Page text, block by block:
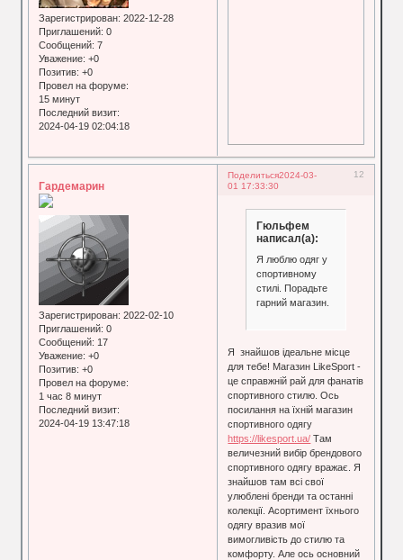
Зарегистрирован: 2022-12-28
Приглашений: 0
Сообщений: 7
Уважение: +0
Позитив: +0
Провел на форуме:
15 минут
Последний визит:
2024-04-19 02:04:18
Поделиться 12
2024-03-
01 17:33:30
Гардемарин
Зарегистрирован: 2022-02-10
Приглашений: 0
Сообщений: 17
Уважение: +0
Позитив: +0
Провел на форуме:
1 час 8 минут
Последний визит:
2024-04-19 13:47:18
Гюльфем
написал(а):
Я люблю одяг у
спортивному
стилі. Порадьте
гарний магазин.
Я знайшов ідеальне місце
для тебе! Магазин LikeSport -
це справжній рай для фанатів
спортивного стилю. Ось
посилання на їхній магазин
спортивного одягу
https://likesport.ua/ Там
величезний вибір брендового
спортивного одягу вражає. Я
знайшов там всі свої
улюблені бренди та останні
колекції. Асортимент їхнього
одягу вразив мої
вимогливість до стилю та
комфорту. Але ось основний